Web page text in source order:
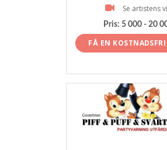
Se artistens
Pris: 5 000 - 20
FÅ EN KOSTNADSFRI